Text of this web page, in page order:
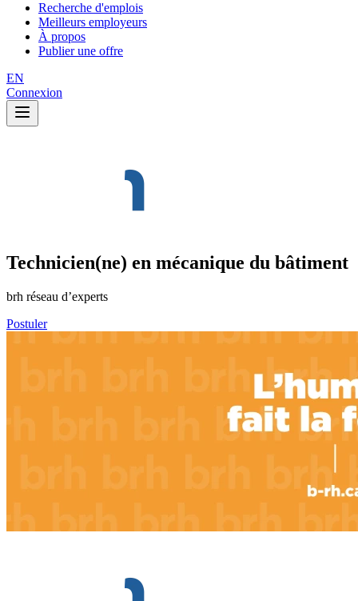
Recherche d'emplois
Meilleurs employeurs
À propos
Publier une offre
EN
Connexion
Technicien(ne) en mécanique du bâtiment
brh réseau d’experts
Postuler